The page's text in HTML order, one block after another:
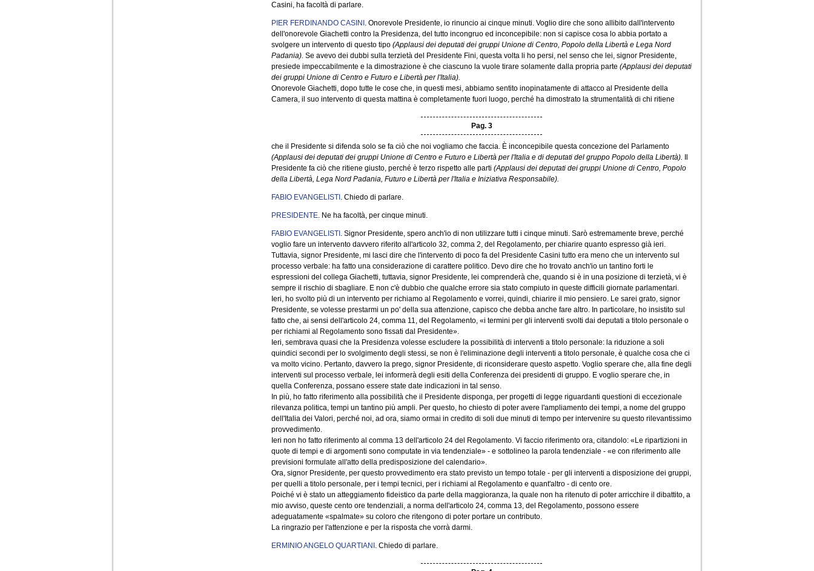
Casini, ha facoltà di parlare.
PIER FERDINANDO CASINI . Onorevole Presidente, io rinuncio ai cinque minuti. Voglio dire che sono allibito dall'intervento
dell'onorevole Giachetti contro la Presidenza, del tutto incongruo ed inconcepibile: non si capisce cosa lo abbia portato a
svolgere un intervento di questo tipo (Applausi dei deputati dei gruppi Unione di Centro, Popolo della Libertà e Lega Nord
Padania). Se avevo dei dubbi sulla terzietà del Presidente Fini, questa volta li ho persi, nel senso che lei, signor Presidente,
presiede impeccabilmente e la dimostrazione è che ciascuno la vuole tirare solamente dalla propria parte (Applausi dei deputati
dei gruppi Unione di Centro e Futuro e Libertà per l'Italia).
Onorevole Giachetti, dopo tutte le cose che, in questi mesi, abbiamo sentito inopinatamente di attacco al Presidente della
Camera, il suo intervento di questa mattina è completamente fuori luogo, perché ha dimostrato la strumentalità di chi ritiene
Pag. 3
che il Presidente si difenda solo se fa ciò che noi vogliamo che faccia. È inconcepibile questa concezione del Parlamento
(Applausi dei deputati dei gruppi Unione di Centro e Futuro e Libertà per l'Italia e di deputati del gruppo Popolo della Libertà).
Presidente fa ciò che ritiene giusto, perché è terzo rispetto alle parti (Applausi dei deputati dei gruppi Unione di Centro, Popolo
della Libertà, Lega Nord Padania, Futuro e Libertà per l'Italia e Iniziativa Responsabile).
FABIO EVANGELISTI . Chiedo di parlare.
PRESIDENTE. Ne ha facoltà, per cinque minuti.
FABIO EVANGELISTI . Signor Presidente, spero anch'io di non utilizzare tutti i cinque minuti. Sarò estremamente breve, perché
voglio fare un intervento davvero riferito all'articolo 32, comma 2, del Regolamento, per chiarire quanto espresso già ieri.
Tuttavia, signor Presidente, mi lasci dire che l'intervento di poco fa del Presidente Casini tutto era meno che un intervento sul
processo verbale: ha fatto una considerazione di carattere politico. Devo dire che ho trovato anch'io un tantino forti le
espressioni del collega Giachetti, tuttavia, signor Presidente, lei comprenderà che, quando si è in una posizione di terzietà, vi è
sempre il rischio di sbagliare. E non c'è dubbio che qualche errore sia stato compiuto in queste difficili giornate parlamentari.
Ieri, ho svolto più di un intervento per richiamo al Regolamento e vorrei, quindi, chiarire il mio pensiero. Le sarei grato, signor
Presidente, se volesse prestarmi un po' della sua attenzione, capisco che debba anche fare altro. In particolare, ho insistito sul
fatto che, ai sensi dell'articolo 24, comma 11, del Regolamento, «i termini per gli interventi svolti dai deputati a titolo personale o
per richiami al Regolamento sono fissati dal Presidente».
Ieri, sembrava quasi che la Presidenza volesse escludere la possibilità di interventi a titolo personale: la riduzione a soli
quindici secondi per lo svolgimento degli stessi, se non è l'eliminazione degli interventi a titolo personale, è qualche cosa che ci
va molto vicino. Pertanto, davvero la prego, signor Presidente, di riconsiderare questo aspetto. Voglio sperare che, alla fine degli
interventi sul processo verbale, lei informerà degli esiti della Conferenza dei presidenti di gruppo. E voglio sperare che, in
quella Conferenza, possano essere state date indicazioni in tal senso.
In più, ho fatto riferimento alla possibilità che il Presidente disponga, per progetti di legge riguardanti questioni di eccezionale
rilevanza politica, tempi un tantino più ampli. Per questo, ho chiesto di poter avere l'ampliamento dei tempi, a nome del gruppo
dell'Italia dei Valori, perché noi, ad ora, siamo ormai in credito di soli due minuti di tempo per intervenire su questo rilevantissimo
provvedimento.
Ieri non ho fatto riferimento al comma 13 dell'articolo 24 del Regolamento. Vi faccio riferimento ora, citandolo: «Le ripartizioni in
quote di tempi e di argomenti sono computate in via tendenziale» - e sottolineo la parola tendenziale - «e con riferimento alle
previsioni formulate all'atto della predisposizione del calendario».
Ora, signor Presidente, per questo provvedimento era stato previsto un tempo totale - per gli interventi a disposizione dei gruppi,
per quelli a titolo personale, per i tempi tecnici, per i richiami al Regolamento e quant'altro - di cento ore.
Poiché vi è stato un atteggiamento fideistico da parte della maggioranza, la quale non ha ritenuto di poter arricchire il dibattito, a
mio avviso, queste cento ore tendenziali, a norma dell'articolo 24, comma 13, del Regolamento, possono essere
adeguatamente «spalmate» su coloro che ritengono di poter portare un contributo.
La ringrazio per l'attenzione e per la risposta che vorrà darmi.
ERMINIO ANGELO QUARTIANI . Chiedo di parlare.